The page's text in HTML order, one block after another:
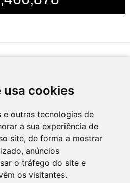
usa cookies
e outras tecnologias de
a sua experiência de
site, de forma a mostrar
anúncios
o tráfego do site e
os visitantes.